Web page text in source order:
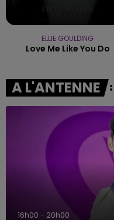
ELLIE GOULDING
Love Me Like You Do
A L'ANTENNE
16h00 - 20h00